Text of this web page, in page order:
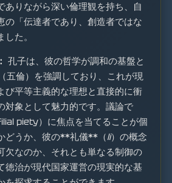
ありながら深い倫理観を持ち、自
の「伝達者であり、創造者ではな
た。
孔子は、彼の哲学が調和の基盤と
五倫）を強調しており、これが現
び平等主義的な理想と直接的に衝
対象として魅力的です。議論で
piety）に焦点を当てることが個
どうか、彼の**礼儀**（li）の概念
欠なのか、それとも単なる制御の
徳治が現代国家運営の現実的な基